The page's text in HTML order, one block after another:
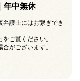
年中無休
護士にはお繋ぎでき
をご覧ください。
がございます。